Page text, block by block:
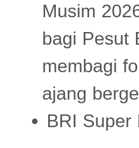
Musim
bagi Pesut
membagi
ajang
BRI Super